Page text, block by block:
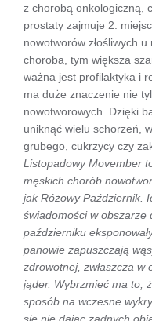
z chorobą onkologiczną,
prostaty zajmuje 2.
nowotworów złośliwych
choroba, tym większa
ważna jest profilaktyka i
ma duże znaczenie nie
nowotworowych. Dzięki
uniknąć wielu schorzeń,
grubego, cukrzycy czy
Listopadowy Movember
męskich chorób
jak Różowy Październik.
świadomości w obszarze
październiku
panowie zapuszczają
zdrowotnej, zwłaszcza
jąder. Wybrzmieć ma to,
sposób na wczesne
się nie dając żadnych